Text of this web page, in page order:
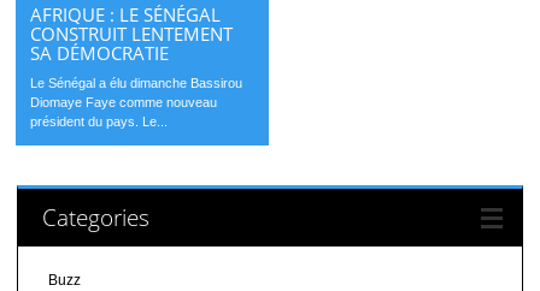
AFRIQUE : LE SÉNÉGAL
CONSTRUIT LENTEMENT
SA DÉMOCRATIE
Le Sénégal a élu dimanche Bassirou
Diomaye Faye comme nouveau
président du pays. Le...
Categories
Buzz